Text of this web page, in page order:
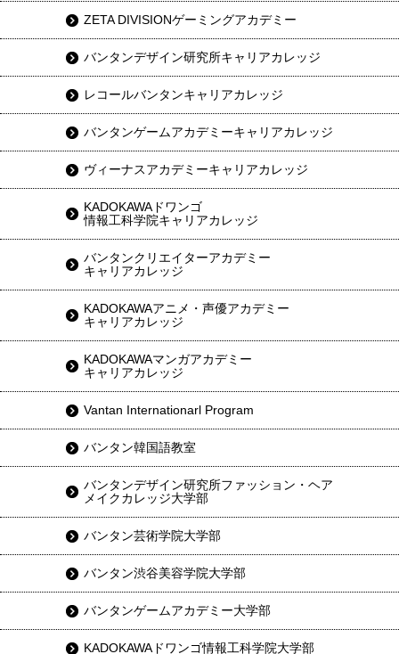
ZETA DIVISIONゲーミングアカデミー
バンタンデザイン研究所キャリアカレッジ
レコールバンタンキャリアカレッジ
バンタンゲームアカデミーキャリアカレッジ
ヴィーナスアカデミーキャリアカレッジ
KADOKAWAドワンゴ
情報工科学院キャリアカレッジ
バンタンクリエイターアカデミー
キャリアカレッジ
KADOKAWAアニメ・声優アカデミー
キャリアカレッジ
KADOKAWAマンガアカデミー
キャリアカレッジ
Vantan Internationarl Program
バンタン韓国語教室
バンタンデザイン研究所ファッション・ヘア
メイクカレッジ大学部
バンタン芸術学院大学部
バンタン渋谷美容学院大学部
バンタンゲームアカデミー大学部
KADOKAWAドワンゴ情報工科学院大学部